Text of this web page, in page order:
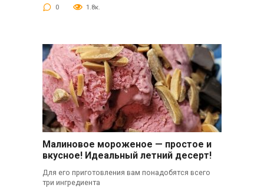
0 1.8к.
Малиновое мороженое — простое и
вкусное! Идеальный летний десерт!
Для его приготовления вам понадобятся всего
три ингредиента